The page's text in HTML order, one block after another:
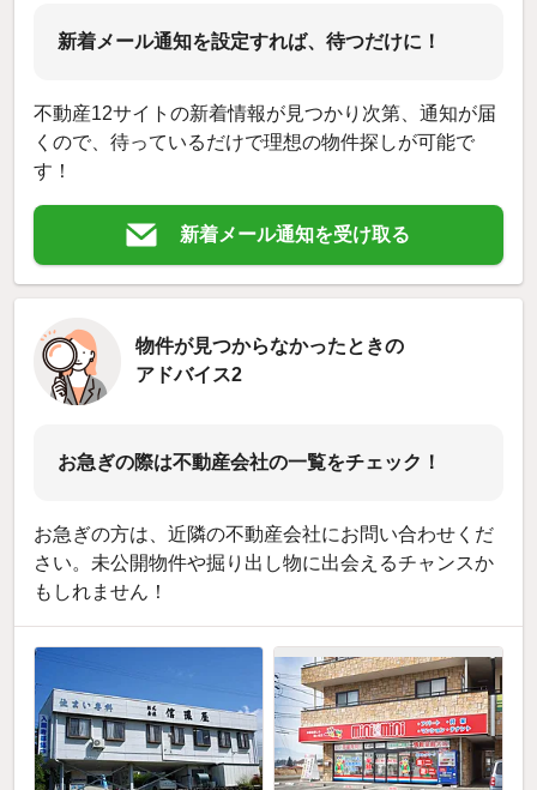
新着メール通知を設定すれば、待つだけに！
不動産12サイトの新着情報が見つかり次第、通知が届
くので、待っているだけで理想の物件探しが可能で
す！
新着メール通知を受け取る
物件が見つからなかったときの
アドバイス2
お急ぎの際は不動産会社の一覧をチェック！
お急ぎの方は、近隣の不動産会社にお問い合わせくだ
さい。未公開物件や掘り出し物に出会えるチャンスか
もしれません！